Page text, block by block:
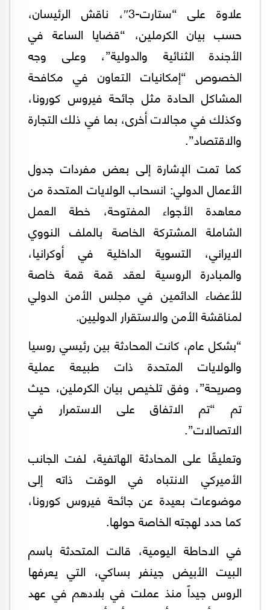
علاوة على “ستارت-3″، ناقش الرئيسان،
حسب بيان الكرملين، “قضايا الساعة في
الأجندة الثنائية والدولية”، وعلى وجه
الخصوص “إمكانيات التعاون في مكافحة
المشاكل الحادة مثل جائحة فيروس كورونا،
وكذلك في مجالات أخرى، بما في ذلك التجارة
والاقتصاد”.
كما تمت الإشارة إلى بعض مفردات جدول
الأعمال الدولي: انسحاب الولايات المتحدة من
معاهدة الأجواء المفتوحة، خطة العمل
الشاملة المشتركة الخاصة بالملف النووي
الايراني، التسوية الداخلية في أوكرانيا،
والمبادرة الروسية لعقد قمة قمة خاصة
للأعضاء الدائمين في مجلس الأمن الدولي
لمناقشة الأمن والاستقرار الدوليين.
“بشكل عام، كانت المحادثة بين رئيسي روسيا
والولايات المتحدة ذات طبيعة عملية
وصريحة”، وفق تلخيص بيان الكرملين، حيث
تم “تم الاتفاق على الاستمرار في
الاتصالات”.
وتعليقًا على المحادثة الهاتفية، لفت الجانب
الأميركي الانتباه في الوقت ذاته إلى
موضوعات بعيدة عن جائحة فيروس كورونا،
كما حدد لهجته الخاصة حولها.
في الاحاطة اليومية، قالت المتحدثة باسم
البيت الأبيض جينفر بساكي، التي يعرفها
الروس جيداً منذ عملت في بلادهم في عهد